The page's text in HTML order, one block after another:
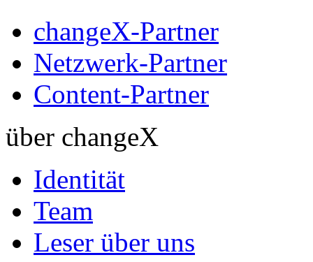
changeX-Partner
Netzwerk-Partner
Content-Partner
über changeX
Identität
Team
Leser über uns